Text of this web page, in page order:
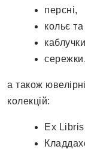
персні,
кольє
сережки,
а також
колекцій:
Ex